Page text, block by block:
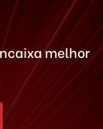
melhor